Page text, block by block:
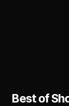
Best of